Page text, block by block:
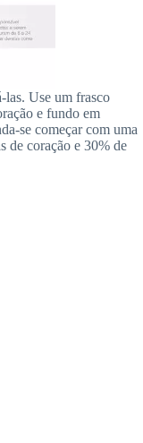
las. Use um frasco
e fundo em
se começar com uma
de coração e 30% de